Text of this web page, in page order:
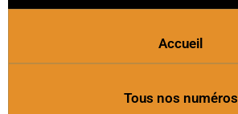
Accueil
Tous nos numéros